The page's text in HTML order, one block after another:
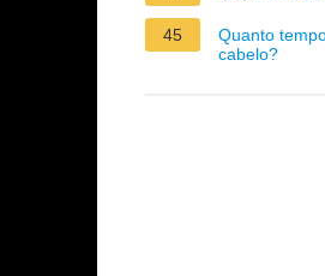
45
Quanto
cabelo?